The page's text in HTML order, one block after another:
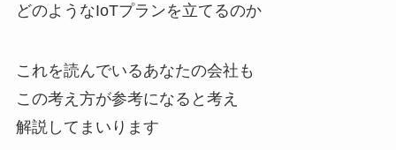
どのようなIoTプランを立てるのか
これを読んでいるあなたの会社も
この考え方が参考になると考え
解説してまいります